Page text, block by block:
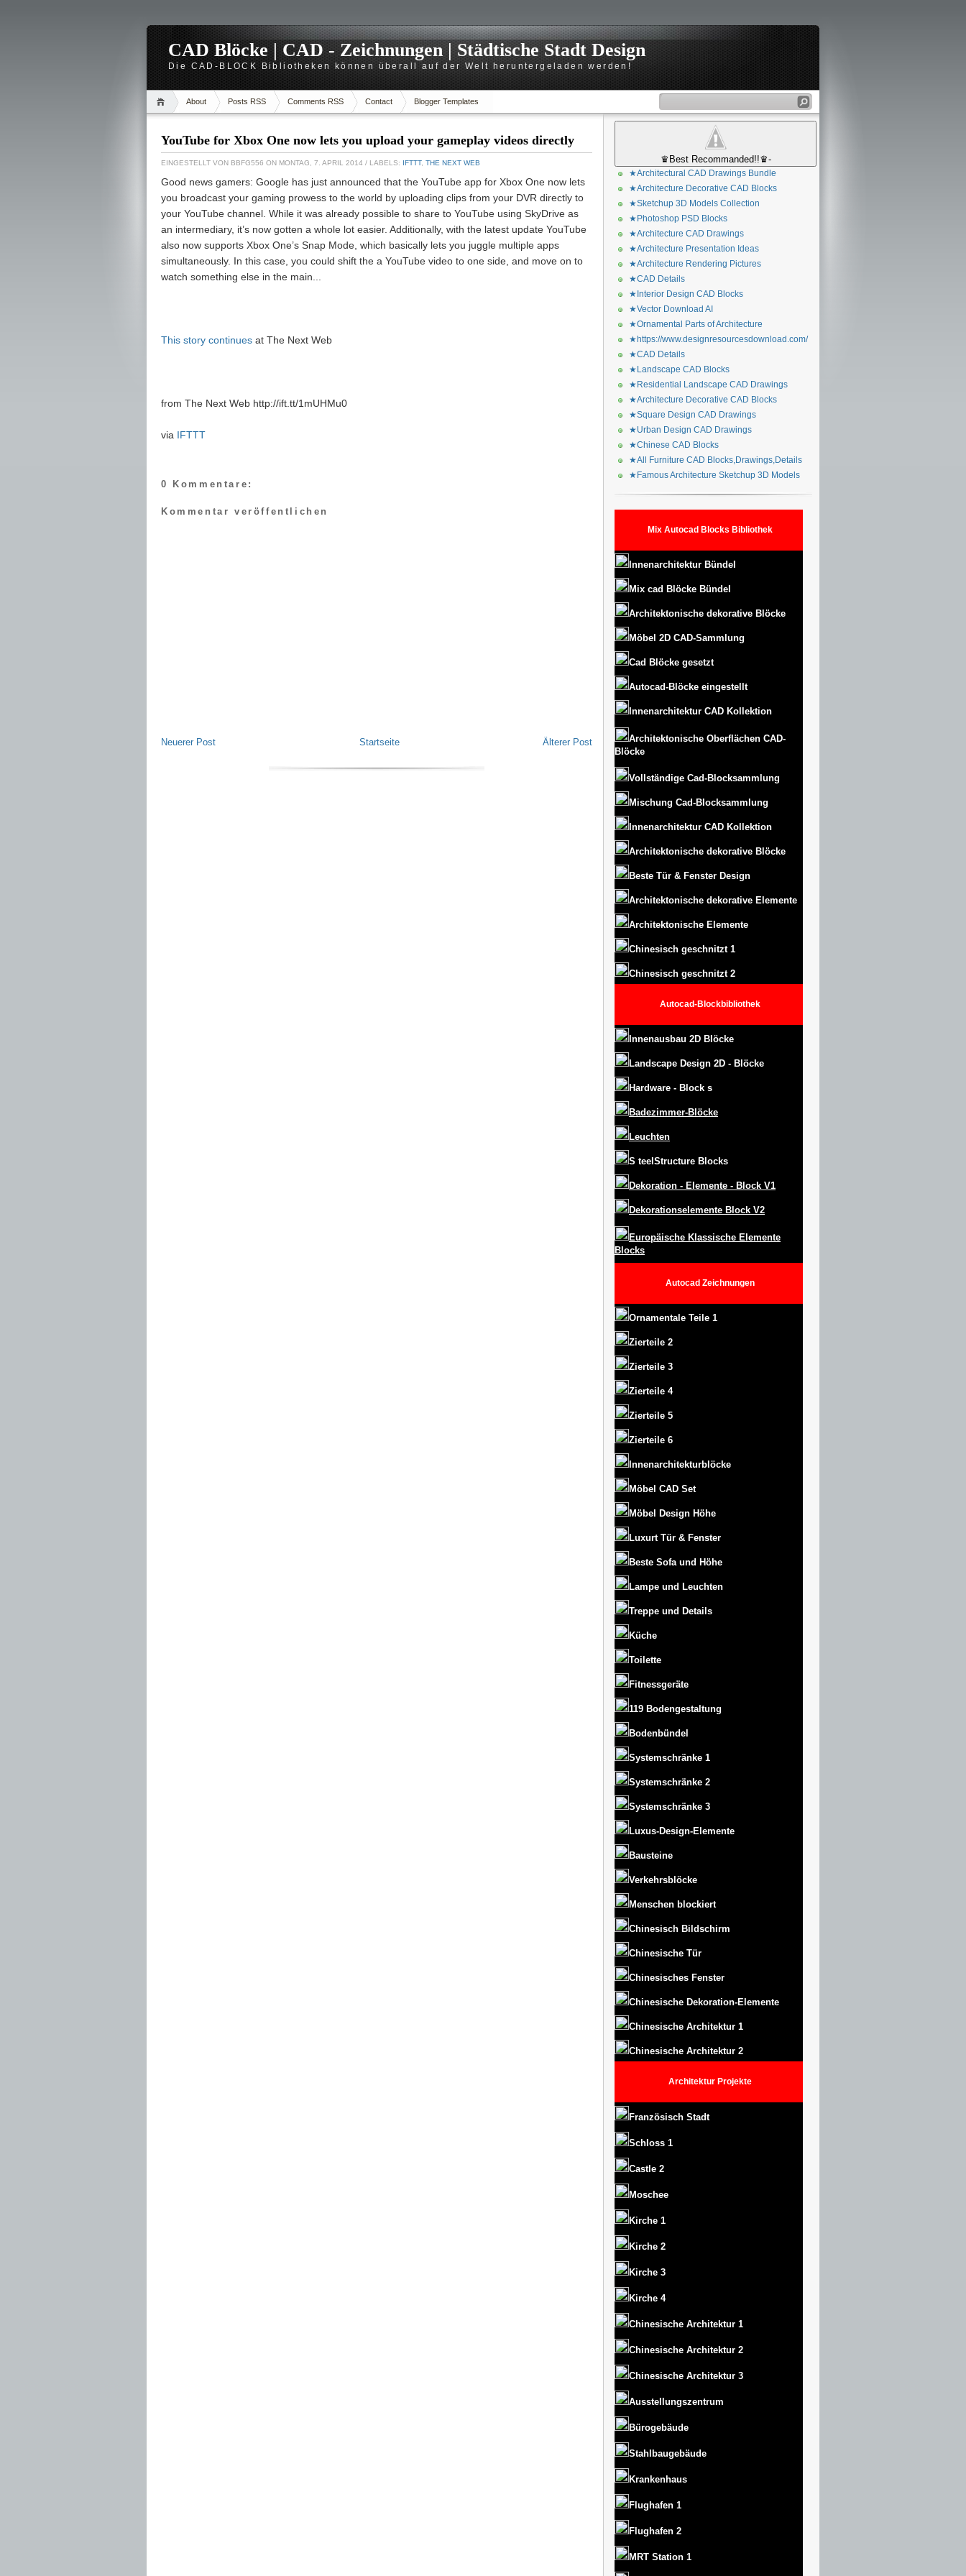
CAD Blöcke | CAD - Zeichnungen | Städtische Stadt Design
Die CAD-BLOCK Bibliotheken können überall auf der Welt heruntergeladen werden!
About Posts RSS Comments RSS Contact Blogger Templates
YouTube for Xbox One now lets you upload your gameplay videos directly
EINGESTELLT VON BBFG556 ON MONTAG, 7. APRIL 2014 / LABELS: IFTTT, THE NEXT WEB
Good news gamers: Google has just announced that the YouTube app for Xbox One now lets
you broadcast your gaming prowess to the world by uploading clips from your DVR directly to
your YouTube channel. While it was already possible to share to YouTube using SkyDrive as
an intermediary, it’s now gotten a whole lot easier. Additionally, with the latest update YouTube
also now supports Xbox One’s Snap Mode, which basically lets you juggle multiple apps
simultaneously. In this case, you could shift the a YouTube video to one side, and move on to
watch something else in the main...
This story continues at The Next Web
from The Next Web http://ift.tt/1mUHMu0
via IFTTT
0 Kommentare:
Kommentar veröffentlichen
Neuerer Post Älterer Post
Startseite
♛Best Recommanded!!♛-
★Architectural CAD Drawings Bundle
★Architecture Decorative CAD Blocks
★Sketchup 3D Models Collection
★Photoshop PSD Blocks
★Architecture CAD Drawings
★Architecture Presentation Ideas
★Architecture Rendering Pictures
★CAD Details
★Interior Design CAD Blocks
★Vector Download AI
★Ornamental Parts of Architecture
★https://www.designresourcesdownload.com/
★CAD Details
★Landscape CAD Blocks
★Residential Landscape CAD Drawings
★Architecture Decorative CAD Blocks
★Square Design CAD Drawings
★Urban Design CAD Drawings
★Chinese CAD Blocks
★All Furniture CAD Blocks,Drawings,Details
★Famous Architecture Sketchup 3D Models
Mix Autocad Blocks Bibliothek
Innenarchitektur Bündel
Mix cad Blöcke Bündel
Architektonische dekorative Blöcke
Möbel 2D CAD-Sammlung
Cad Blöcke gesetzt
Autocad-Blöcke eingestellt
Innenarchitektur CAD Kollektion
Architektonische Oberflächen CAD-
Blöcke
Vollständige Cad-Blocksammlung
Mischung Cad-Blocksammlung
Innenarchitektur CAD Kollektion
Architektonische dekorative Blöcke
Beste Tür & Fenster Design
Architektonische dekorative Elemente
Architektonische Elemente
Chinesisch geschnitzt 1
Chinesisch geschnitzt 2
Autocad-Blockbibliothek
Innenausbau 2D Blöcke
Landscape Design 2D - Blöcke
Hardware - Block s
Badezimmer-Blöcke
Leuchten
S teel Structure Blocks
Dekoration - Elemente - Block V1
Dekorationselemente Block V2
Europäische Klassische Elemente
Blocks
Autocad Zeichnungen
Ornamentale Teile 1
Zierteile 2
Zierteile 3
Zierteile 4
Zierteile 5
Zierteile 6
Innenarchitekturblöcke
Möbel CAD Set
Möbel Design Höhe
Luxurt Tür & Fenster
Beste Sofa und Höhe
Lampe und Leuchten
Treppe und Details
Küche
Toilette
Fitnessgeräte
119 Bodengestaltung
Bodenbündel
Systemschränke 1
Systemschränke 2
Systemschränke 3
Luxus-Design-Elemente
Bausteine
Verkehrsblöcke
Menschen blockiert
Chinesisch Bildschirm
Chinesische Tür
Chinesisches Fenster
Chinesische Dekoration-Elemente
Chinesische Architektur 1
Chinesische Architektur 2
Architektur Projekte
Französisch Stadt
Schloss 1
Castle 2
Moschee
Kirche 1
Kirche 2
Kirche 3
Kirche 4
Chinesische Architektur 1
Chinesische Architektur 2
Chinesische Architektur 3
Ausstellungszentrum
Bürogebäude
Stahlbaugebäude
Krankenhaus
Flughafen 1
Flughafen 2
MRT Station 1